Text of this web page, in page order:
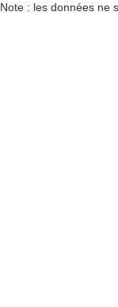
Note : les données ne